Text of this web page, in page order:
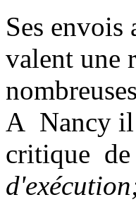
Ses
valent une
A Nancy il
critique